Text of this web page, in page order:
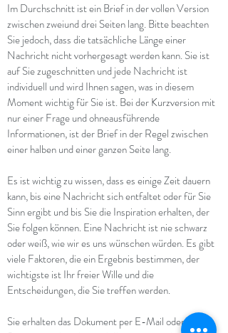
Im Durchschnitt ist ein Brief in der vollen Version
zwischen zweiund drei Seiten lang. Bitte beachten
Sie jedoch, dass die tatsächliche Länge einer
Nachricht nicht vorhergesagt werden kann. Sie ist
auf Sie zugeschnitten und jede Nachricht ist
individuell und wird Ihnen sagen, was in diesem
Moment wichtig für Sie ist. Bei der Kurzversion mit
nur einer Frage und ohneausführende
Informationen, ist der Brief in der Regel zwischen
einer halben und einer ganzen Seite lang.
Es ist wichtig zu wissen, dass es einige Zeit dauern
kann, bis eine Nachricht sich entfaltet oder für Sie
Sinn ergibt und bis Sie die Inspiration erhalten, der
Sie folgen können. Eine Nachricht ist nie schwarz
oder weiß, wie wir es uns wünschen würden. Es gibt
viele Faktoren, die ein Ergebnis bestimmen, der
wichtigste ist Ihr freier Wille und die
Entscheidungen, die Sie treffen werden.
Sie erhalten das Dokument per E-Mail oder, wenn